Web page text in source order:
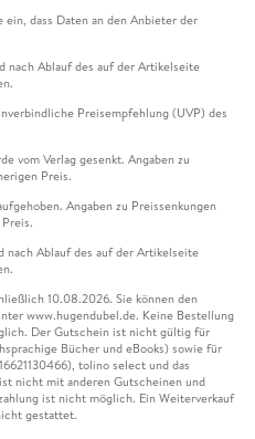
dass Daten an den Anbieter der
nach Ablauf des auf der Artikelseite
Preisempfehlung (UVP) des
vom Verlag gesenkt. Angaben zu
Preis.
Angaben zu Preissenkungen
nach Ablauf des auf der Artikelseite
10.08.2026. Sie können den
www.hugendubel.de. Keine Bestellung
Der Gutschein ist nicht gültig für
Bücher und eBooks) sowie für
tolino select und das
nicht mit anderen Gutscheinen und
ist nicht möglich. Ein Weiterverkauf
gestattet.